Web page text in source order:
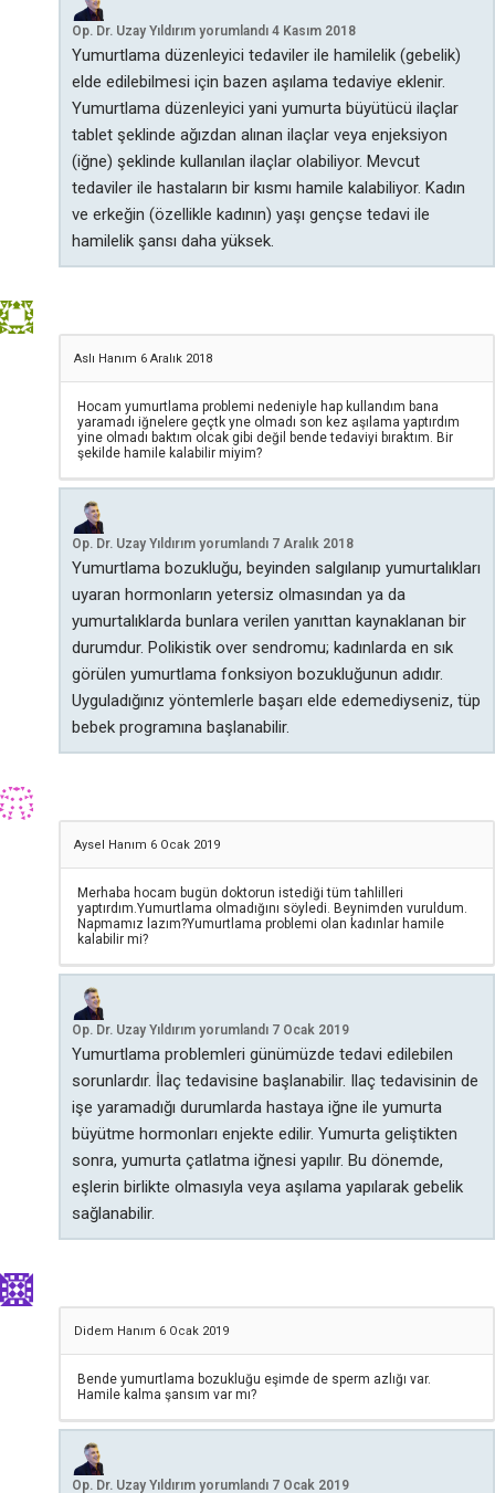
Op. Dr. Uzay Yıldırım yorumlandı 4 Kasım 2018
Yumurtlama düzenleyici tedaviler ile hamilelik (gebelik)
elde edilebilmesi için bazen aşılama tedaviye eklenir.
Yumurtlama düzenleyici yani yumurta büyütücü ilaçlar
tablet şeklinde ağızdan alınan ilaçlar veya enjeksiyon
(iğne) şeklinde kullanılan ilaçlar olabiliyor. Mevcut
tedaviler ile hastaların bir kısmı hamile kalabiliyor. Kadın
ve erkeğin (özellikle kadının) yaşı gençse tedavi ile
hamilelik şansı daha yüksek.
Aslı Hanım 6 Aralık 2018
Hocam yumurtlama problemi nedeniyle hap kullandım bana
yaramadı iğnelere geçtk yne olmadı son kez aşılama yaptırdım
yine olmadı baktım olcak gibi değil bende tedaviyi bıraktım. Bir
şekilde hamile kalabilir miyim?
Op. Dr. Uzay Yıldırım yorumlandı 7 Aralık 2018
Yumurtlama bozukluğu, beyinden salgılanıp yumurtalıkları
uyaran hormonların yetersiz olmasından ya da
yumurtalıklarda bunlara verilen yanıttan kaynaklanan bir
durumdur. Polikistik over sendromu; kadınlarda en sık
görülen yumurtlama fonksiyon bozukluğunun adıdır.
Uyguladığınız yöntemlerle başarı elde edemediyseniz, tüp
bebek programına başlanabilir.
Aysel Hanım 6 Ocak 2019
Merhaba hocam bugün doktorun istediği tüm tahlilleri
yaptırdım.Yumurtlama olmadığını söyledi. Beynimden vuruldum.
Napmamız lazım?Yumurtlama problemi olan kadınlar hamile
kalabilir mi?
Op. Dr. Uzay Yıldırım yorumlandı 7 Ocak 2019
Yumurtlama problemleri günümüzde tedavi edilebilen
sorunlardır. İlaç tedavisine başlanabilir. Ilaç tedavisinin de
işe yaramadığı durumlarda hastaya iğne ile yumurta
büyütme hormonları enjekte edilir. Yumurta geliştikten
sonra, yumurta çatlatma iğnesi yapılır. Bu dönemde,
eşlerin birlikte olmasıyla veya aşılama yapılarak gebelik
sağlanabilir.
Didem Hanım 6 Ocak 2019
Bende yumurtlama bozukluğu eşimde de sperm azlığı var.
Hamile kalma şansım var mı?
Op. Dr. Uzay Yıldırım yorumlandı 7 Ocak 2019